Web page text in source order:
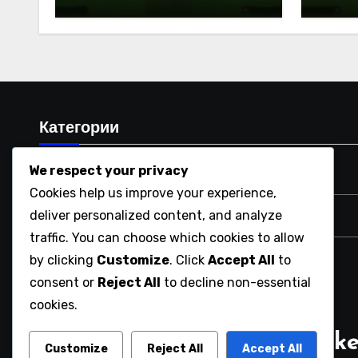
Оферти
Категории
Платформени кодове за отстъпки в магазина
Промоционални пакети с твърдения
Цели на Ultimate Team
We respect your privacy
Cookies help us improve your experience,
deliver personalized content, and analyze
traffic. You can choose which cookies to allow
by clicking Customize. Click Accept All
to
consent or Reject All
to decline non-essential
cookies.
Customize Reject All Accept All